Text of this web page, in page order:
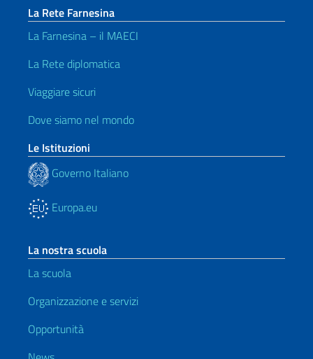
La Rete Farnesina
La Farnesina – il MAECI
La Rete diplomatica
Viaggiare sicuri
Dove siamo nel mondo
Le Istituzioni
Governo Italiano
Europa.eu
La nostra scuola
La scuola
Organizzazione e servizi
Opportunità